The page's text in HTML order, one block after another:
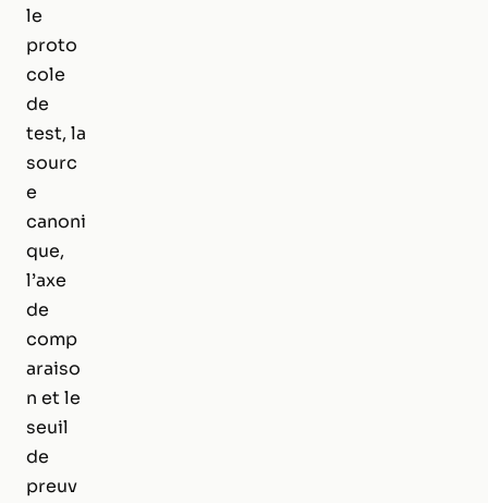
le
proto
cole
de
test, la
sourc
e
canoni
que,
l’axe
de
comp
araiso
n et le
seuil
de
preuv